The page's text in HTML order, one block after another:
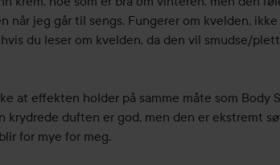
når jeg går til sengs. Fungerer om kvelden, ikke
du leser om kvelden, da den vil smudse/plett
at effekten holder på samme måte som Body
krydrede duften er god, men den er ekstremt
for mye for meg.